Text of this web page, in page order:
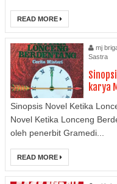
READ MORE
mj
Sastra
karya
Sinopsis Novel Ketika
Novel Ketika Lonceng
oleh penerbit Gramedi...
READ MORE